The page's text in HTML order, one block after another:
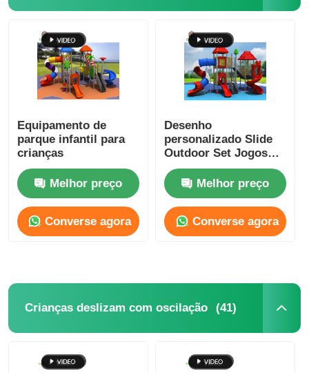
Equipamento de
parque infantil para
crianças
Melhor preço
Converse agora
Desenho
personalizado Slide
Outdoor Set Jogos
para crianças
Instalação fácil
Melhor preço
Converse agora
Crianças deslizam com oscilação (41)